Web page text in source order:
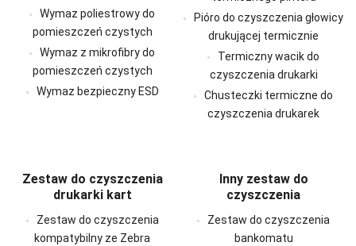
Wymaz poliestrowy do
pomieszczeń czystych
Wymaz z mikrofibry do
pomieszczeń czystych
Wymaz bezpieczny ESD
Pióro do czyszczenia głowicy
drukującej termicznie
Termiczny wacik do
czyszczenia drukarki
Chusteczki termiczne do
czyszczenia drukarek
Zestaw do czyszczenia
drukarki kart
Zestaw do czyszczenia
kompatybilny ze Zebra
Inny zestaw do
czyszczenia
Zestaw do czyszczenia
bankomatu